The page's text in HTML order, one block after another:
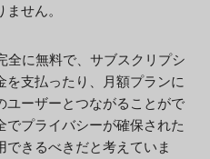
せん。
全に無料で、サブスクリプシ
を支払ったり、月額プランに
ユーザーとつながることがで
でプライバシーが確保された
できるべきだと考えていま